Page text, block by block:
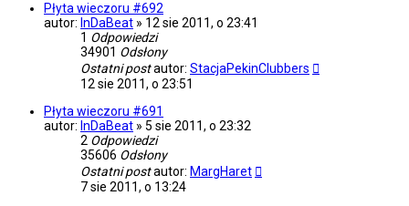
Płyta wieczoru #692
autor: InDaBeat » 12 sie 2011, o 23:41
1 Odpowiedzi
34901 Odsłony
Ostatni postautor: StacjaPekinClubbers
12 sie 2011, o 23:51
Płyta wieczoru #691
autor: InDaBeat » 5 sie 2011, o 23:32
2 Odpowiedzi
35606 Odsłony
Ostatni postautor: MargHaret
7 sie 2011, o 13:24